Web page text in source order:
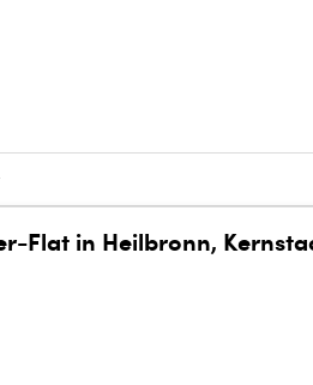
Flat in Heilbronn,